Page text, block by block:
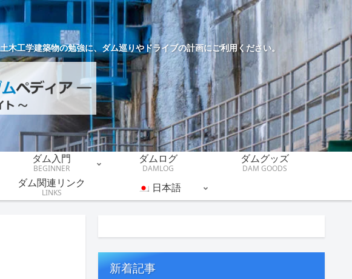
工学建築物の勉強に、ダム巡りやドライブの計画にご利用ください。
ダム入門
BEGINNER
ダムログ
DAMLOG
ダムグッズ
DAM GOODS
ダム関連リンク
LINKS
日本語
新着記事